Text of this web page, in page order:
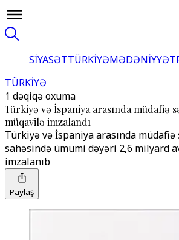
SİYASƏTTÜRKİYƏMƏDƏNİYYƏT
TÜRKİYƏ
1 dəqiqə oxuma
Türkiyə və İspaniya arasında müdafiə
müqavilə imzalandı
Türkiyə və İspaniya arasında müdafiə
sahəsində ümumi dəyəri 2,6 milyard
imzalanıb
Paylaş